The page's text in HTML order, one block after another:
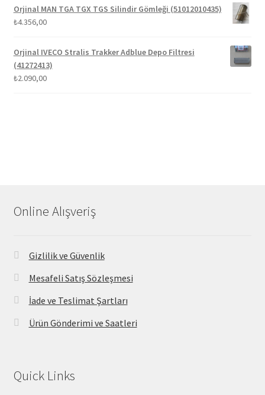
Orjinal MAN TGA TGX TGS Silindir Gömleği (51012010435)
₺4.356,00
Orjinal IVECO Stralis Trakker Adblue Depo Filtresi
(41272413)
₺2.090,00
Online Alışveriş
Gizlilik ve Güvenlik
Mesafeli Satış Sözleşmesi
İade ve Teslimat Şartları
Ürün Gönderimi ve Saatleri
Quick Links